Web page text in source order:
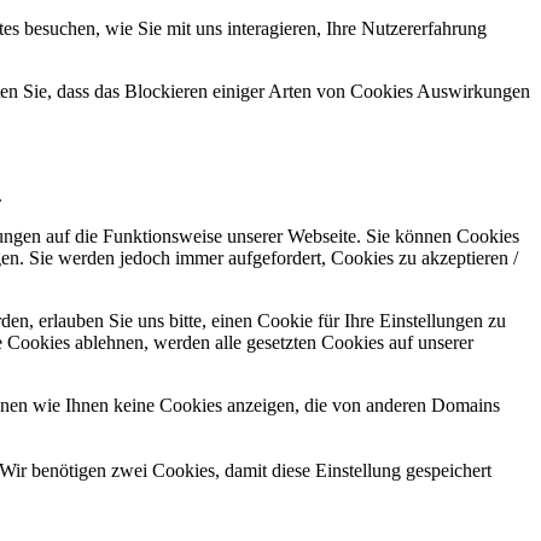
besuchen, wie Sie mit uns interagieren, Ihre Nutzererfahrung
Sie, dass das Blockieren einiger Arten von Cookies Auswirkungen
auf die Funktionsweise unserer Webseite. Sie können Cookies
Sie werden jedoch immer aufgefordert, Cookies zu akzeptieren /
erlauben Sie uns bitte, einen Cookie für Ihre Einstellungen zu
ablehnen, werden alle gesetzten Cookies auf unserer
wie Ihnen keine Cookies anzeigen, die von anderen Domains
benötigen zwei Cookies, damit diese Einstellung gespeichert